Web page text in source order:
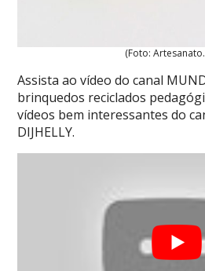
(Foto:
Assista ao vídeo do canal
brinquedos reciclados
vídeos bem interessantes do
DIJHELLY.